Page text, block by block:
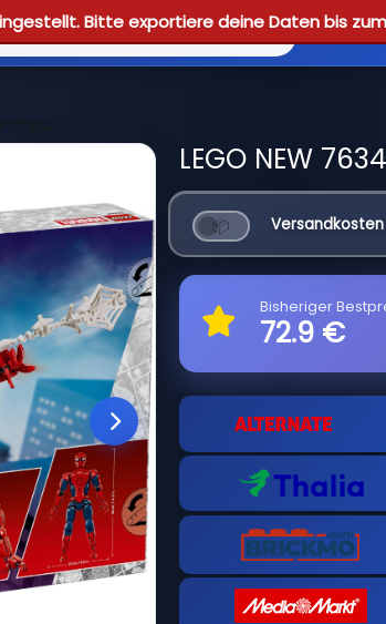
Bitte exportiere deine Daten bis zum
Figur
LEGO NEW
Bisheriger
72.9 €